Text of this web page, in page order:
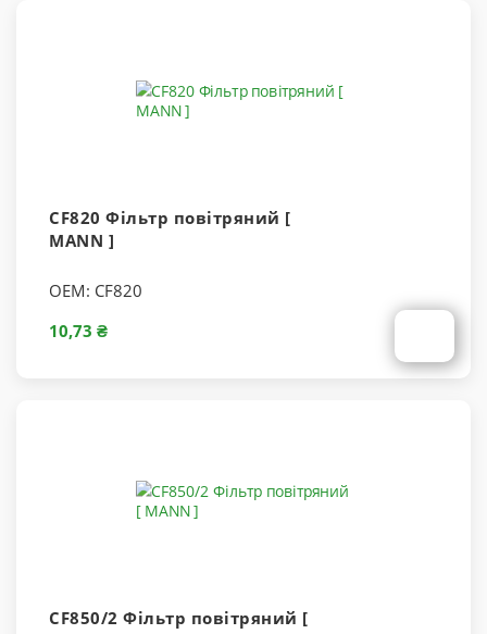
CF820 Фільтр повітряний [
MANN ]
OEM: CF820
10,73 ₴
CF850/2 Фільтр повітряний [